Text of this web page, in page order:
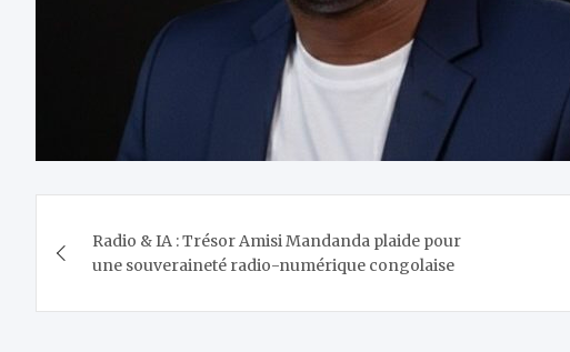
de
l’article
Radio & IA : Trésor Amisi Mandanda plaide pour
une souveraineté radio-numérique congolaise